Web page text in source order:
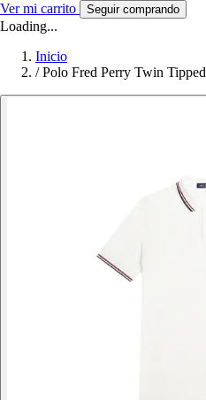
Ver mi carrito Seguir comprando
Loading...
Inicio
/ Polo Fred Perry Twin Tipped